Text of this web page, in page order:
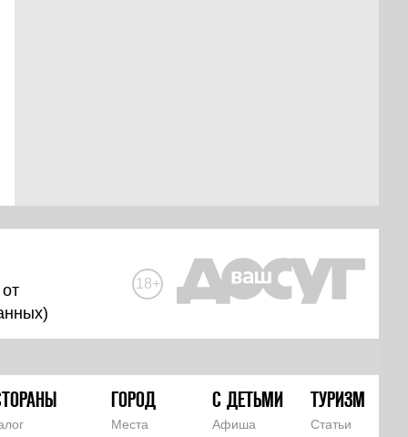
)
18+
ГОРОД
Места
С ДЕТЬМИ
Афиша
ТУРИЗМ
Статьи